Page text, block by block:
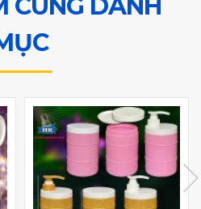
CÙNG DANH